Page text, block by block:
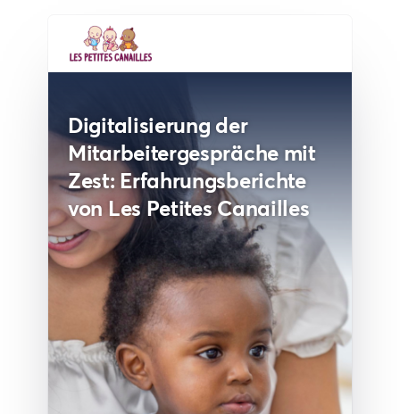
Digitalisierung der
Mitarbeitergespräche mit
Zest: Erfahrungsberichte
von Les Petites Canailles